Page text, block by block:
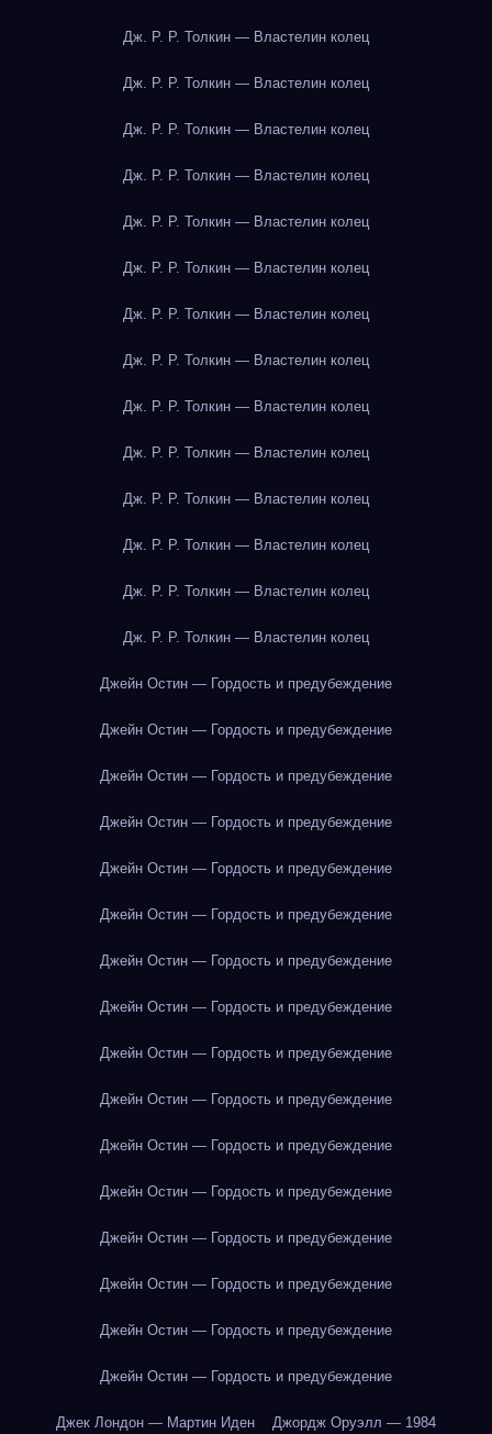
Дж. Р. Р. Толкин — Властелин колец
Дж. Р. Р. Толкин — Властелин колец
Дж. Р. Р. Толкин — Властелин колец
Дж. Р. Р. Толкин — Властелин колец
Дж. Р. Р. Толкин — Властелин колец
Дж. Р. Р. Толкин — Властелин колец
Дж. Р. Р. Толкин — Властелин колец
Дж. Р. Р. Толкин — Властелин колец
Дж. Р. Р. Толкин — Властелин колец
Дж. Р. Р. Толкин — Властелин колец
Дж. Р. Р. Толкин — Властелин колец
Дж. Р. Р. Толкин — Властелин колец
Дж. Р. Р. Толкин — Властелин колец
Дж. Р. Р. Толкин — Властелин колец
Джейн Остин — Гордость и предубеждение
Джейн Остин — Гордость и предубеждение
Джейн Остин — Гордость и предубеждение
Джейн Остин — Гордость и предубеждение
Джейн Остин — Гордость и предубеждение
Джейн Остин — Гордость и предубеждение
Джейн Остин — Гордость и предубеждение
Джейн Остин — Гордость и предубеждение
Джейн Остин — Гордость и предубеждение
Джейн Остин — Гордость и предубеждение
Джейн Остин — Гордость и предубеждение
Джейн Остин — Гордость и предубеждение
Джейн Остин — Гордость и предубеждение
Джейн Остин — Гордость и предубеждение
Джейн Остин — Гордость и предубеждение
Джейн Остин — Гордость и предубеждение
Джек Лондон — Мартин Иден Джордж Оруэлл — 1984